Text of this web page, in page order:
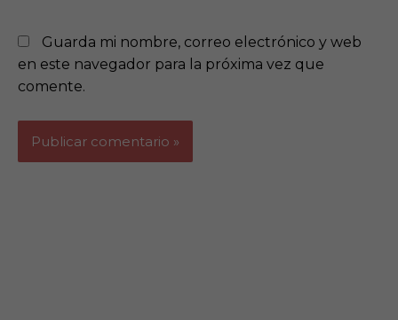
Guarda mi nombre, correo electrónico y web
en este navegador para la próxima vez que
comente.